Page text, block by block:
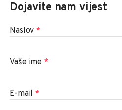
Dojavite nam vijest
Naslov *
Vaše ime *
E-mail *